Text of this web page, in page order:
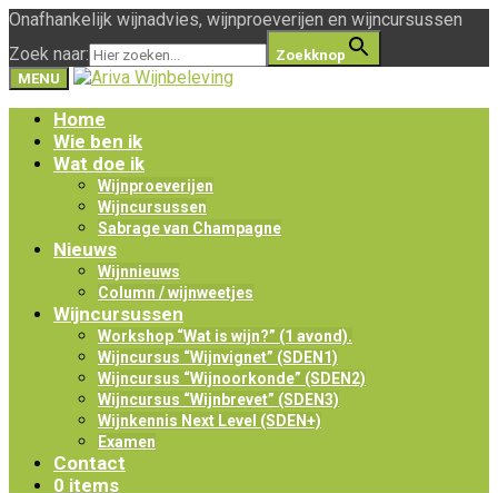
Onafhankelijk wijnadvies, wijnproeverijen en wijncursussen
Zoek naar:
Zoekknop
MENU
Home
Wie ben ik
Wat doe ik
Wijnproeverijen
Wijncursussen
Sabrage van Champagne
Nieuws
Wijnnieuws
Column / wijnweetjes
Wijncursussen
Workshop “Wat is wijn?” (1 avond).
Wijncursus “Wijnvignet” (SDEN1)
Wijncursus “Wijnoorkonde” (SDEN2)
Wijncursus “Wijnbrevet” (SDEN3)
Wijnkennis Next Level (SDEN+)
Examen
Contact
0 items